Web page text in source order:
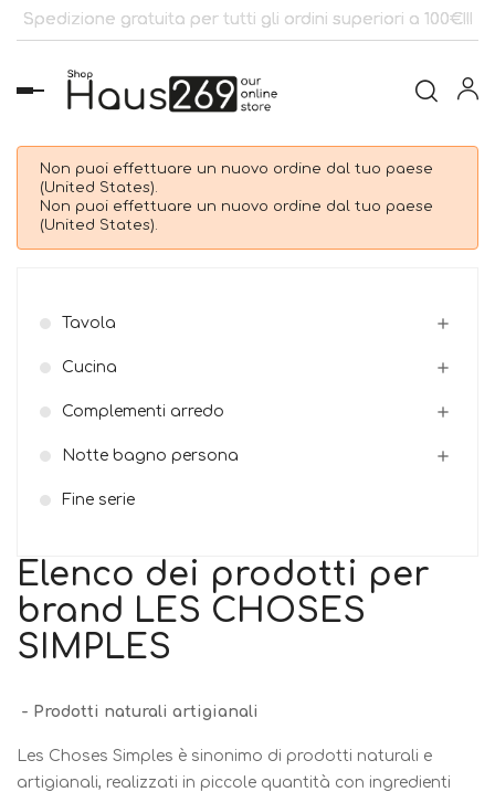
Spedizione gratuita per tutti gli ordini superiori a 100€!!!
navigazione
Non puoi effettuare un nuovo ordine dal tuo paese
(United States).
Non puoi effettuare un nuovo ordine dal tuo paese
(United States).
Tavola 
Cucina 
Complementi arredo 
Notte bagno persona 
Fine serie
Elenco dei prodotti per
brand LES CHOSES
SIMPLES
- Prodotti naturali artigianali
Les Choses Simples è sinonimo di prodotti naturali e
artigianali, realizzati in piccole quantità con ingredienti